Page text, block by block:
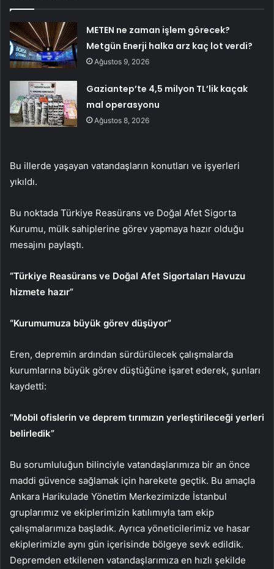
METEN ne zaman işlem görecek?
Metgün Enerji halka arz kaç lot verdi?
Ağustos 9, 2026
Gaziantep’te 4,5 milyon TL’lik kaçak
mal operasyonu
Ağustos 8, 2026
Bu illerde yaşayan vatandaşların konutları ve işyerleri
yıkıldı.
Bu noktada Türkiye Reasürans ve Doğal Afet Sigorta
Kurumu, mülk sahiplerine görev yapmaya hazır olduğu
mesajını paylaştı.
“Türkiye Reasürans ve Doğal Afet Sigortaları Havuzu
hizmete hazır”
“Kurumumuza büyük görev düşüyor”
Eren, depremin ardından sürdürülecek çalışmalarda
kurumlarına büyük görev düştüğüne işaret ederek, şunları
kaydetti:
“Mobil ofislerin ve deprem tırımızın yerleştirileceği yerleri
belirledik”
Bu sorumluluğun bilinciyle vatandaşlarımıza bir an önce
maddi güvence sağlamak için harekete geçtik. Bu amaçla
Ankara Harikulade Yönetim Merkezimizde İstanbul
gruplarımız ve ekiplerimizin katılımıyla tam ekip
çalışmalarımıza başladık. Ayrıca yöneticilerimiz ve hasar
ekiplerimizle aynı gün içerisinde bölgeye sevk edildik.
Depremden etkilenen vatandaşlarımıza en hızlı şekilde